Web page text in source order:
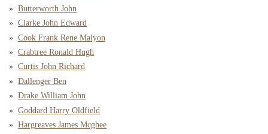
Butterworth John
Clarke John Edward
Cook Frank Rene Malyon
Crabtree Ronald Hugh
Curtis John Richard
Dallenger Ben
Drake William John
Goddard Harry Oldfield
Hargreaves James Mcghee